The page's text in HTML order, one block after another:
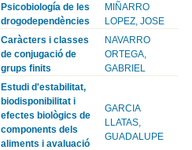
Psicobiología de les
drogodependències
MIÑARRO
LOPEZ, JOSE
Caràcters i classes
de conjugació de
grups finits
NAVARRO
ORTEGA,
GABRIEL
Estudi d'estabilitat,
biodisponibilitat i
efectes biològics de
components dels
aliments i avaluació
GARCIA
LLATAS,
GUADALUPE